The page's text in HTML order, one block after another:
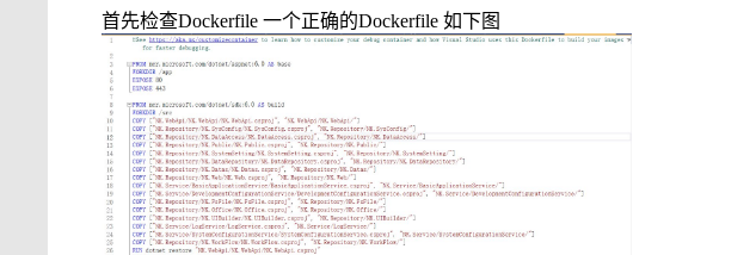
首先检查Dockerfile一个正确的Dockerfile如下图